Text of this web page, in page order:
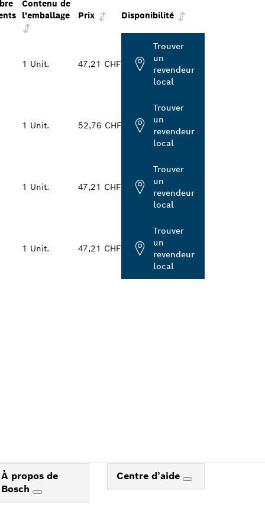
Contenu de
l'emballage
Prix Disponibilité
1 Unit. 47,21 CHF
Trouver
un
revendeur
local
1 Unit. 52,76 CHF
Trouver
un
revendeur
local
1 Unit. 47,21 CHF
Trouver
un
revendeur
local
1 Unit. 47,21 CHF
Trouver
un
revendeur
local
À propos de
Bosch
Centre d’aide